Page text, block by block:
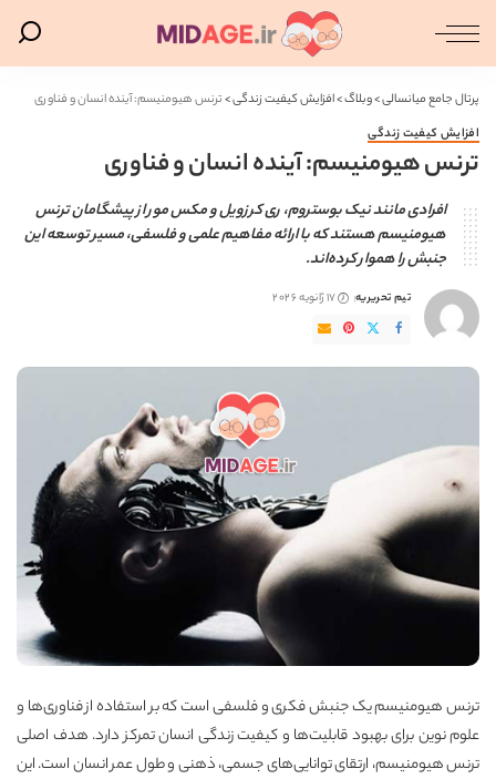
پرتال جامع میانسالی>وبلاگ>افزایش کیفیت زندگی>ترنس هیومنیسم: آینده انسان و فناوری
افزایش کیفیت زندگی
ترنس هیومنیسم: آینده انسان و فناوری
افرادی مانند نیک بوستروم، ری کرزویل و مکس مور از پیشگامان ترنس
هیومنیسم هستند که با ارائه مفاهیم علمی و فلسفی، مسیر توسعه این
جنبش را هموار کرده‌اند.
ارسال
شده
تیم تحریریه 17 ژانویه 2026
ترنس هیومنیسم یک جنبش فکری و فلسفی است که بر استفاده از فناوری‌ها و
علوم نوین برای بهبود قابلیت‌ها و کیفیت زندگی انسان تمرکز دارد. هدف اصلی
ترنس هیومنیسم، ارتقای توانایی‌های جسمی، ذهنی و طول عمر انسان است. این